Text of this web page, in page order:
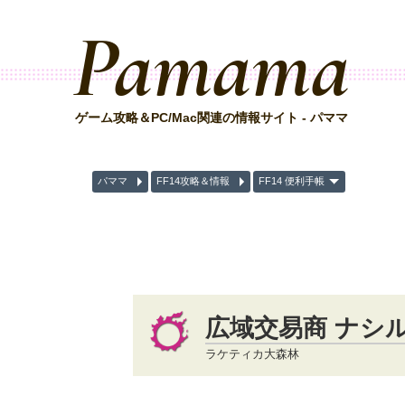
Pamama
ゲーム攻略＆PC/Mac関連の情報サイト - パママ
パママ FF14攻略＆情報 FF14 便利手帳
広域交易商 ナシ
ラケティカ大森林